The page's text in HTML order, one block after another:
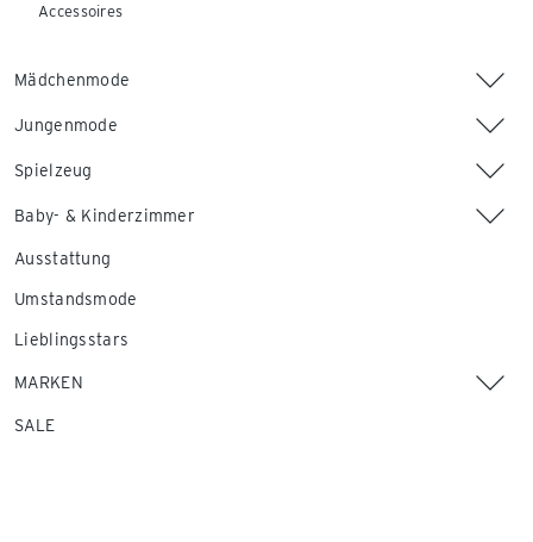
Accessoires
Mädchenmode
Jungenmode
Spielzeug
Baby- & Kinderzimmer
Ausstattung
Umstandsmode
Lieblingsstars
MARKEN
SALE